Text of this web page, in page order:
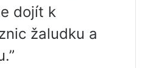
dojít k
žaludku a